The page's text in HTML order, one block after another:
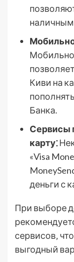
Киви на
Банка.
Сервисы
карту⁚
«Visa
деньги с
При выборе
сервисов‚
выгодный